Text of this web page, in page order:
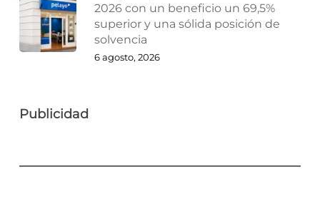
2026 con un beneficio un 69,5%
superior y una sólida posición de
solvencia
6 agosto, 2026
Publicidad